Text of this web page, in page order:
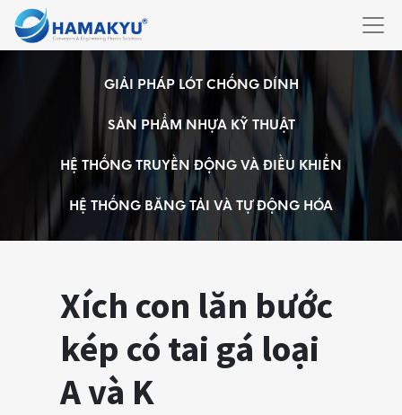
GIẢI PHÁP LÓT CHỐNG DÍNH
SẢN PHẨM NHỰA KỸ THUẬT
HỆ THỐNG TRUYỀN ĐỘNG VÀ ĐIỀU KHIỂN
HỆ THỐNG BĂNG TẢI VÀ TỰ ĐỘNG HÓA
Xích con lăn bước
kép có tai gá loại
A và K